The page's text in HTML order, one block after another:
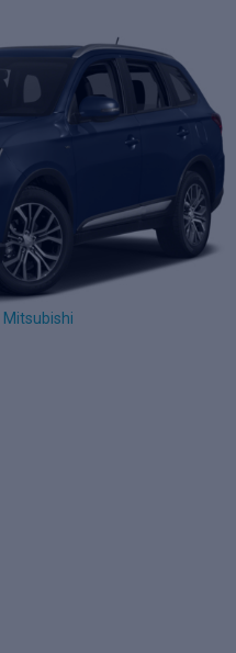
Mitsubishi